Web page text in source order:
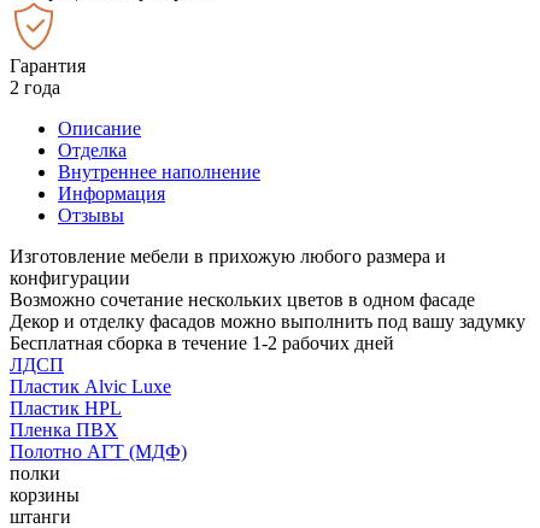
Гарантия
2 года
Описание
Отделка
Внутреннее наполнение
Информация
Отзывы
Изготовление мебели в прихожую любого размера и
конфигурации
Возможно сочетание нескольких цветов в одном фасаде
Декор и отделку фасадов можно выполнить под вашу задумку
Бесплатная сборка в течение 1-2 рабочих дней
ЛДСП
Пластик Alvic Luxe
Пластик HPL
Пленка ПВХ
Полотно АГТ (МДФ)
полки
корзины
штанги